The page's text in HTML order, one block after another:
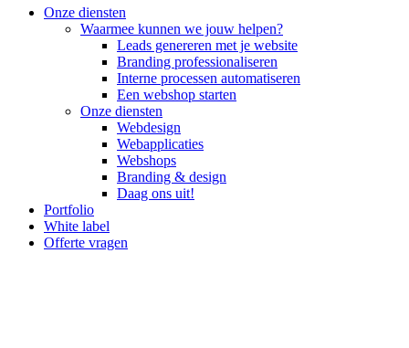
Onze diensten
Waarmee kunnen we jouw helpen?
Leads genereren met je website
Branding professionaliseren
Interne processen automatiseren
Een webshop starten
Onze diensten
Webdesign
Webapplicaties
Webshops
Branding & design
Daag ons uit!
Portfolio
White label
Offerte vragen